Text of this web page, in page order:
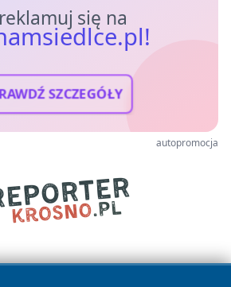
się na
SZCZEGÓŁY
autopromocja